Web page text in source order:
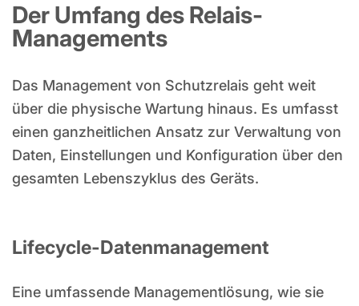
Der Umfang des Relais-
Managements
Das Management von Schutzrelais geht weit
über die physische Wartung hinaus. Es umfasst
einen ganzheitlichen Ansatz zur Verwaltung von
Daten, Einstellungen und Konfiguration über den
gesamten Lebenszyklus des Geräts.
Lifecycle-Datenmanagement
Eine umfassende Managementlösung, wie sie